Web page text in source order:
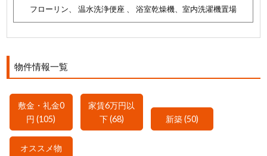
フローリン、 温水洗浄便座 、 浴室乾燥機、室内洗濯機置場
物件情報一覧
敷金・礼金0
円 (105)
家賃6万円以
下 (68)
新築 (50)
オススメ物